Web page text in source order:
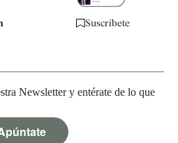
Suscríbete
Newsletter y entérate de lo que